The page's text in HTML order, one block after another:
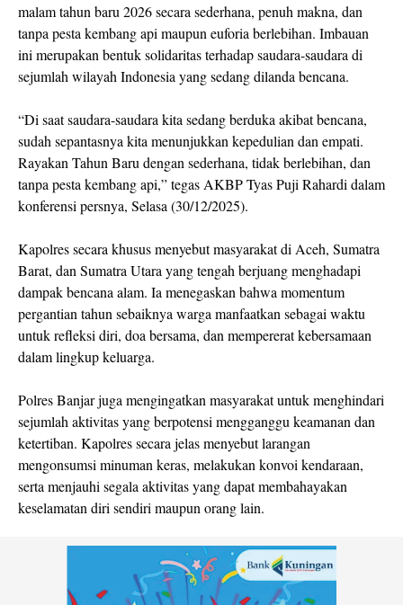
malam tahun baru 2026 secara sederhana, penuh makna, dan
tanpa pesta kembang api maupun euforia berlebihan. Imbauan
ini merupakan bentuk solidaritas terhadap saudara-saudara di
sejumlah wilayah Indonesia yang sedang dilanda bencana.
“Di saat saudara-saudara kita sedang berduka akibat bencana,
sudah sepantasnya kita menunjukkan kepedulian dan empati.
Rayakan Tahun Baru dengan sederhana, tidak berlebihan, dan
tanpa pesta kembang api,” tegas AKBP Tyas Puji Rahardi dalam
konferensi persnya, Selasa (30/12/2025).
Kapolres secara khusus menyebut masyarakat di Aceh, Sumatra
Barat, dan Sumatra Utara yang tengah berjuang menghadapi
dampak bencana alam. Ia menegaskan bahwa momentum
pergantian tahun sebaiknya warga manfaatkan sebagai waktu
untuk refleksi diri, doa bersama, dan mempererat kebersamaan
dalam lingkup keluarga.
Polres Banjar juga mengingatkan masyarakat untuk menghindari
sejumlah aktivitas yang berpotensi mengganggu keamanan dan
ketertiban. Kapolres secara jelas menyebut larangan
mengonsumsi minuman keras, melakukan konvoi kendaraan,
serta menjauhi segala aktivitas yang dapat membahayakan
keselamatan diri sendiri maupun orang lain.